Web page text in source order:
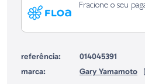
Fracione o seu
referência:
014045391
marca:
Gary Yamamoto [